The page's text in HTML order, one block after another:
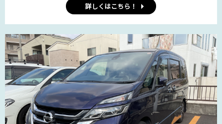
詳しくはこちら！